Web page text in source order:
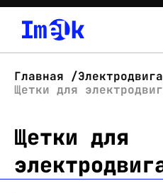
О
Главная
Щетки для
Щетки для